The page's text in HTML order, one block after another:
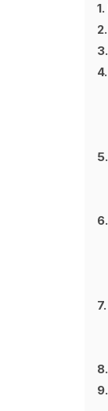
1
2
3
4
5
6
7
8
9